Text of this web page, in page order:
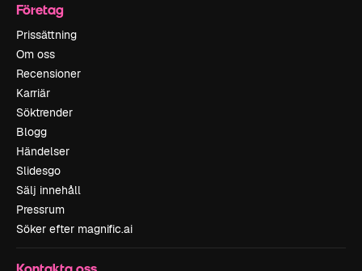
Företag
Prissättning
Om oss
Recensioner
Karriär
Söktrender
Blogg
Händelser
Slidesgo
Sälj innehåll
Pressrum
Söker efter magnific.ai